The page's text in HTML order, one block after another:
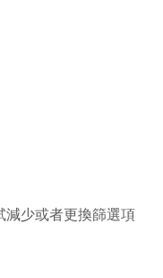
減少或者更換篩選項